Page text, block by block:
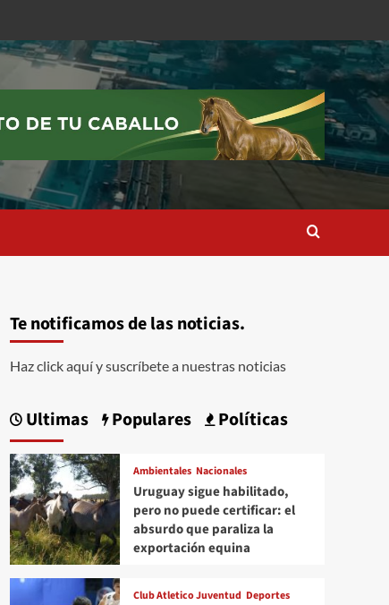
Te notificamos de las noticias.
Haz click aquí y suscríbete a nuestras noticias
Ultimas Populares Políticas
Ambientales Nacionales
Uruguay sigue habilitado,
pero no puede certificar: el
absurdo que paraliza la
exportación equina
Club Atletico Juventud Deportes